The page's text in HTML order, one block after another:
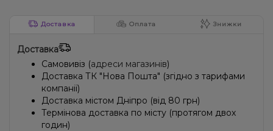
Доставка Оплата Знижки
Доставка
Самовивіз (адреси магазинів)
Доставка ТК "Нова Пошта" (згідно з тарифами
компанії)
Доставка містом Дніпро (від 80 грн)
Термінова доставка по місту (протягом двох
годин)